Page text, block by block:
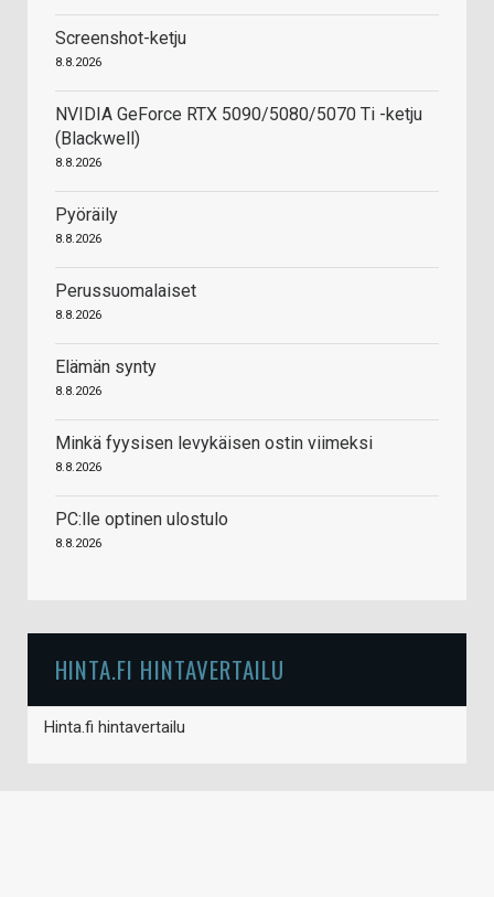
Screenshot-ketju
8.8.2026
NVIDIA GeForce RTX 5090/5080/5070 Ti -ketju
(Blackwell)
8.8.2026
Pyöräily
8.8.2026
Perussuomalaiset
8.8.2026
Elämän synty
8.8.2026
Minkä fyysisen levykäisen ostin viimeksi
8.8.2026
PC:lle optinen ulostulo
8.8.2026
HINTA.FI HINTAVERTAILU
Hinta.fi hintavertailu